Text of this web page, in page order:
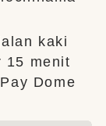
kaki
15 menit
Dome